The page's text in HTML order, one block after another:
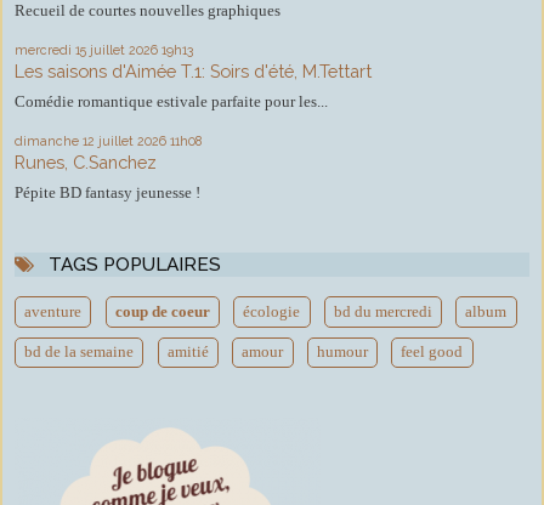
Recueil de courtes nouvelles graphiques
mercredi 15 juillet 2026 19h13
Les saisons d'Aimée T.1: Soirs d'été, M.Tettart
Comédie romantique estivale parfaite pour les...
dimanche 12 juillet 2026 11h08
Runes, C.Sanchez
Pépite BD fantasy jeunesse !
TAGS POPULAIRES
aventure coup de coeur écologie bd du mercredi album
bd de la semaine amitié amour humour feel good